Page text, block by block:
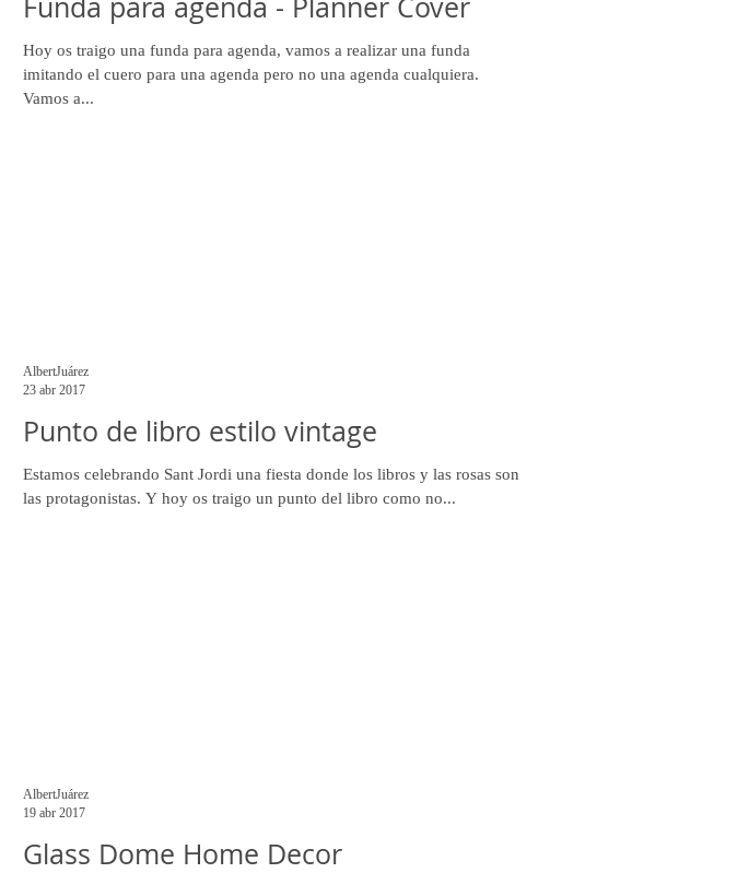
Hoy os traigo una funda para agenda, vamos a realizar una funda
imitando el cuero para una agenda pero no una agenda cualquiera.
Vamos a...
Punto de libro estilo vintage
Estamos celebrando Sant Jordi una fiesta donde los libros y las rosas son
las protagonistas. Y hoy os traigo un punto del libro como no...
AlbertJuárez
23 abr 2017
Glass Dome Home Decor
AlbertJuárez
19 abr 2017